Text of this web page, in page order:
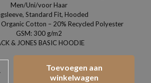
Men/Uni/voor Haar
Standard Fit, Hooded
Cotton – 20% Recycled Polyester
GSM: 300 g/m2
& JONES BASIC HOODIE
Toevoegen aan
winkelwagen